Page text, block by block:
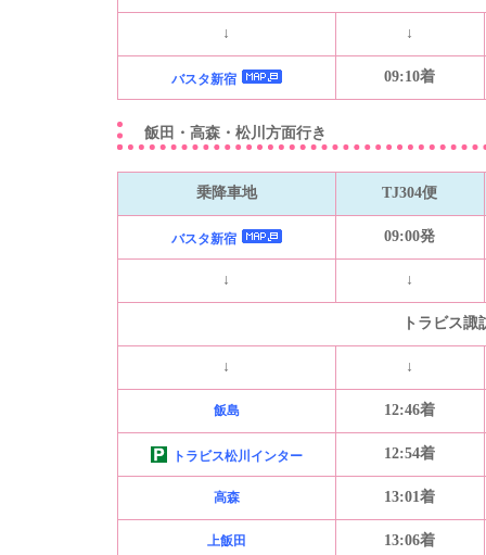
↓ ↓
バスタ新宿 09:10着
飯田・高森・松川方面行き
乗降車地 TJ304便
バスタ新宿 09:00発
↓ ↓
トラビス
↓ ↓
飯島 12:46着
トラビス松川インター 12:54着
高森 13:01着
上飯田 13:06着